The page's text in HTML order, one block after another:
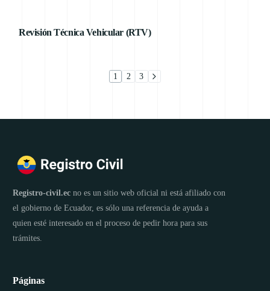
Revisión Técnica Vehicular (RTV)
1 2 3
Registro-civil.ec no es un sitio web oficial ni está afiliado con
el gobierno de Ecuador, es sólo una referencia de ayuda a
quien esté interesado en el proceso de pedir hora para sus
trámites.
Páginas